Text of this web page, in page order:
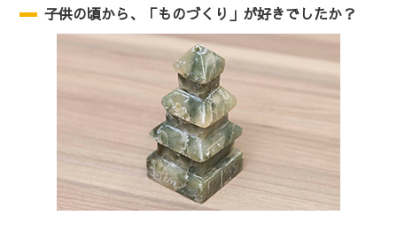
子供の頃から、「ものづくり」が好きでしたか？